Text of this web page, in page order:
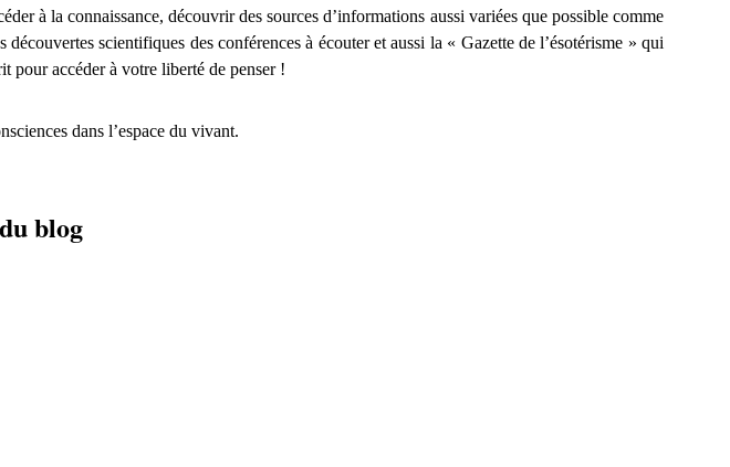
à la connaissance, découvrir des sources d’informations aussi variées que possible comme
scientifiques des conférences à écouter et aussi la « Gazette de l’ésotérisme » qui
pour accéder à votre liberté de penser !
dans l’espace du vivant.
blog